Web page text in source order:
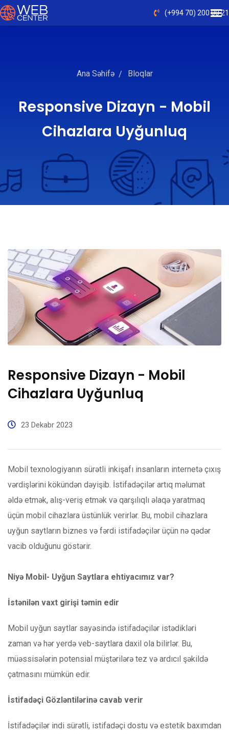
(+994 70) 200 00 21
Ana Səhifə Bloqlar
Responsive Dizayn - Mobil
Cihazlara Uyğunluq
Responsive Dizayn - Mobil
Cihazlara Uyğunluq
23 Dekabr 2023
Mobil texnologiyanın sürətli inkişafı insanların internetə çıxış
vərdişlərini kökündən dəyişib. İstifadəçilər artıq məlumat
əldə etmək, alış-veriş etmək və qarşılıqlı əlaqə yaratmaq
üçün mobil cihazlara üstünlük verirlər. Bu, mobil cihazlara
uyğun saytların biznes və fərdi istifadəçilər üçün nə qədər
vacib olduğunu göstərir.
Niyə Mobil- Uyğun Saytlara ehtiyacımız var?
İstənilən vaxt girişi təmin edir
Mobil uyğun saytlar sayəsində istifadəçilər istədikləri
zaman və hər yerdə veb-saytlara daxil ola bilirlər. Bu,
müəssisələrin potensial müştərilərə tez və ardıcıl şəkildə
çatmasını mümkün edir.
İstifadəçi Gözləntilərinə cavab verir
İstifadəçilər indi sürətli, istifadəçi dostu və estetik baxımdan